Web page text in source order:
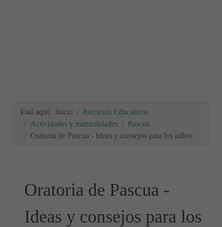
Está aquí: Inicio
Recursos Educativos
Actividades y manualidades
Pascua
Oratoria de Pascua - Ideas y consejos para los niños
Oratoria de Pascua -
Ideas y consejos para los